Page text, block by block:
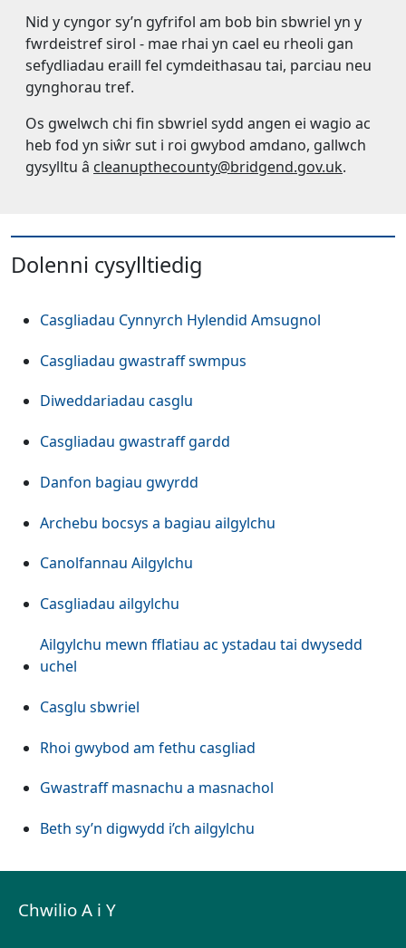
Nid y cyngor sy’n gyfrifol am bob bin sbwriel yn y
fwrdeistref sirol - mae rhai yn cael eu rheoli gan
sefydliadau eraill fel cymdeithasau tai, parciau neu
gynghorau tref.
Os gwelwch chi fin sbwriel sydd angen ei wagio ac
heb fod yn siŵr sut i roi gwybod amdano, gallwch
gysylltu â cleanupthecounty@bridgend.gov.uk.
Dolenni cysylltiedig
Casgliadau Cynnyrch Hylendid Amsugnol
Casgliadau gwastraff swmpus
Diweddariadau casglu
Casgliadau gwastraff gardd
Danfon bagiau gwyrdd
Archebu bocsys a bagiau ailgylchu
Canolfannau Ailgylchu
Casgliadau ailgylchu
Ailgylchu mewn fflatiau ac ystadau tai dwysedd
uchel
Casglu sbwriel
Rhoi gwybod am fethu casgliad
Gwastraff masnachu a masnachol
Beth sy’n digwydd i’ch ailgylchu
Chwilio A i Y